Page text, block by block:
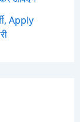
Apply